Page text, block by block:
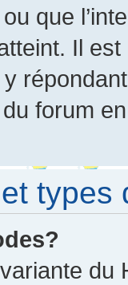
que
Il
forum
types
du